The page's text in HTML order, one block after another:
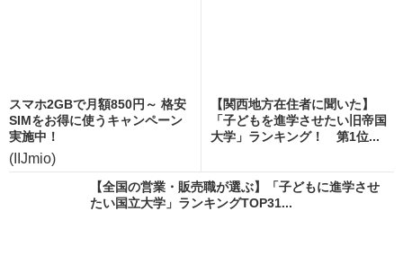
スマホ2GBで月額850円～ 格安
SIMをお得に使うキャンペーン
実施中！
(IIJmio)
【関西地方在住者に聞いた】
「子どもを進学させたい旧帝国
大学」ランキング！ 第1位...
【全国の営業・販売職が選ぶ】「子どもに進学させ
たい国立大学」ランキングTOP31...